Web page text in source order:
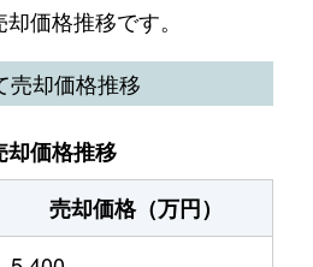
円 狛江
円 狛江
円 狛江
徒歩13分
円 狛江
徒歩8分
価格推移です。
売却価格推移
却価格推移
売却価格（万円）